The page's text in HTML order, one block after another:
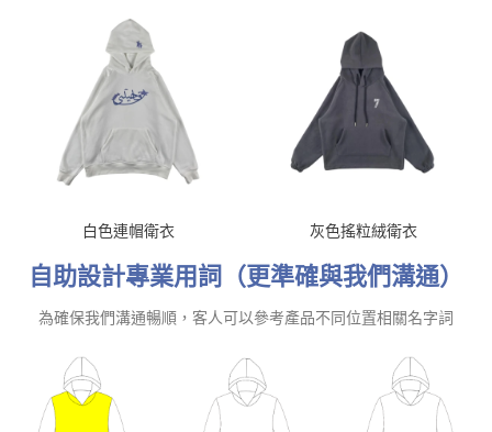
白色連帽衛衣 灰色搖粒絨衛衣
自助設計專業用詞（更準確與我們溝通）
為確保我們溝通暢順，客人可以參考產品不同位置相關名字詞